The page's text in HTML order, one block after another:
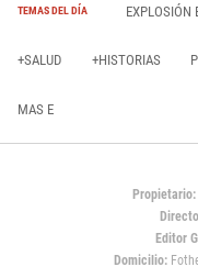
TEMAS DEL DÍA EXPLOSIÓN
+SALUD +HISTORIAS
MAS E
Propietario:
Editor
Domicilio: